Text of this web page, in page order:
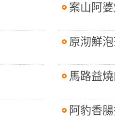
案山阿
原沏鮮
馬路益
阿豹香